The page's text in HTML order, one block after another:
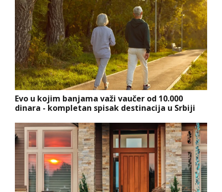
Evo u kojim banjama važi vaučer od 10.000
dinara - kompletan spisak destinacija u Srbiji